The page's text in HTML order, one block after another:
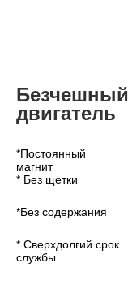
Безчешный
двигатель
*Постоянный
магнит
* Без щетки
*Без содержания
* Сверхдолгий срок
службы